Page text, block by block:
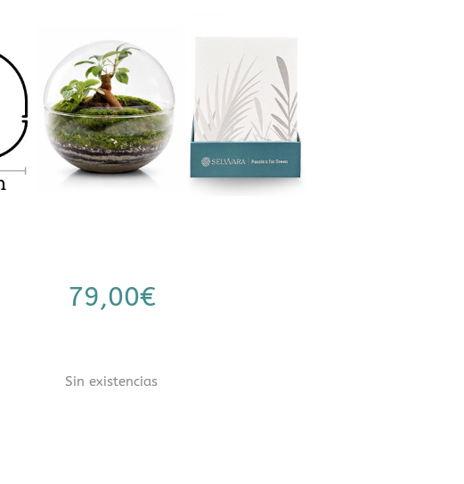
79,00€
Sin existencias